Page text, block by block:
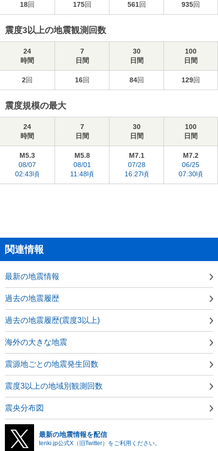
18回 175回 561回 935回
震度3以上の地震観測回数
24
時間
7
日間
30
日間
100
日間
2回 16回 84回 129回
震度規模の最大
24
時間
7
日間
30
日間
100
日間
M5.3
08/07
02:43頃
M5.8
08/01
11:48頃
M7.1
07/28
16:27頃
M7.2
06/25
07:30頃
関連情報
最新の地震情報
過去の地震履歴
過去の地震履歴(震度3以上)
海外の大きな地震
震源地ごとの地震発生回数
震度3以上の地域別観測回数
震央分布図
最新の地震情報を配信
tenki.jp公式X（旧Twitter）をご利用ください。